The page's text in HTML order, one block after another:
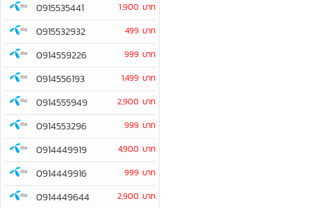
0915535441 1,900 บาท
0915532932 499 บาท
0914559226 999 บาท
0914556193 1,499 บาท
0914555949 2,900 บาท
0914553296 999 บาท
0914449919 4,900 บาท
0914449916 999 บาท
0914449644 2,900 บาท